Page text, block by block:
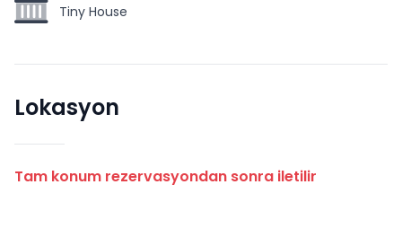
Tiny House
Lokasyon
Tam konum rezervasyondan sonra iletilir